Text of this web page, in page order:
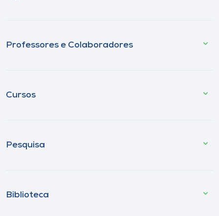
Professores e Colaboradores
Cursos
Pesquisa
Biblioteca